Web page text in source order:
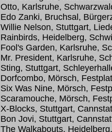
Otto, Karlsruhe,
Edo Zanki, Bruchsal,
Willie Nelson, Stuttgart,
Rainbirds, Heidelberg,
Fool's Garden, Karlsruhe,
Mr. President, Karlsruhe,
Sting, Stuttgart,
Dorfcombo, Mörsch,
Six Was Nine, Mörsch,
Scaramouche, Mörsch,
X-Blocks, Stuttgart,
Bon Jovi, Stuttgart,
The Walkabouts,